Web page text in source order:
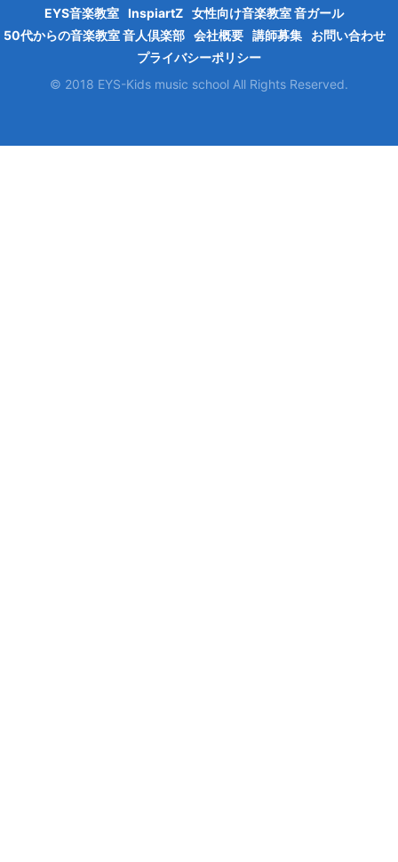
EYS音楽教室
InspiartZ
女性向け音楽教室 音ガール
50代からの音楽教室 音人倶楽部 会社概要 講師募集
お問い合わせ
プライバシーポリシー
© 2018 EYS-Kids music school All Rights Reserved.